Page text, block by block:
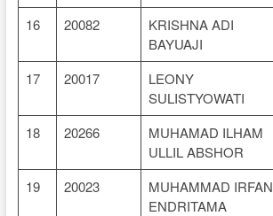
16 20082
KRISHNA ADI
BAYUAJI
17 20017
LEONY
SULISTYOWATI
18 20266
MUHAMAD ILHAM
ULLIL ABSHOR
19 20023
MUHAMMAD IRFAN
ENDRITAMA